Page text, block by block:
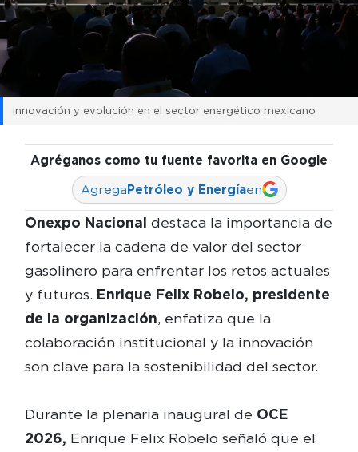
Innovación y evolución en el sector energético mexicano
Agréganos como tu fuente favorita en Google
AgregaPetróleo y Energíaen
Onexpo Nacional destaca la importancia de
fortalecer la cadena de valor del sector
gasolinero para enfrentar los retos actuales
y futuros. Enrique Felix Robelo, presidente
de la organización, enfatiza que la
colaboración institucional y la innovación
son clave para la sostenibilidad del sector.
Durante la plenaria inaugural de OCE
2026, Enrique Felix Robelo señaló que el